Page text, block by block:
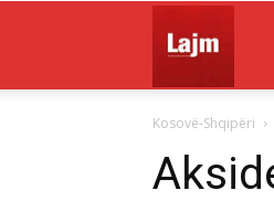
Lajm
Kosovë-Shqipëri